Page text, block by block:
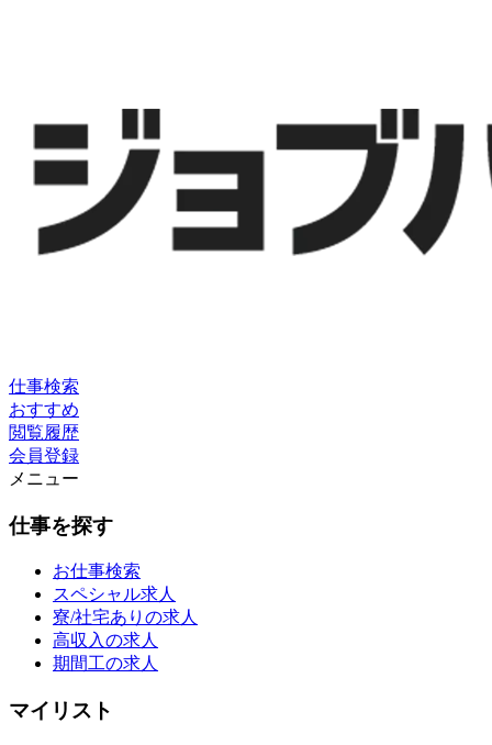
仕事検索
おすすめ
閲覧履歴
会員登録
メニュー
仕事を探す
お仕事検索
スペシャル求人
寮/社宅ありの求人
高収入の求人
期間工の求人
マイリスト